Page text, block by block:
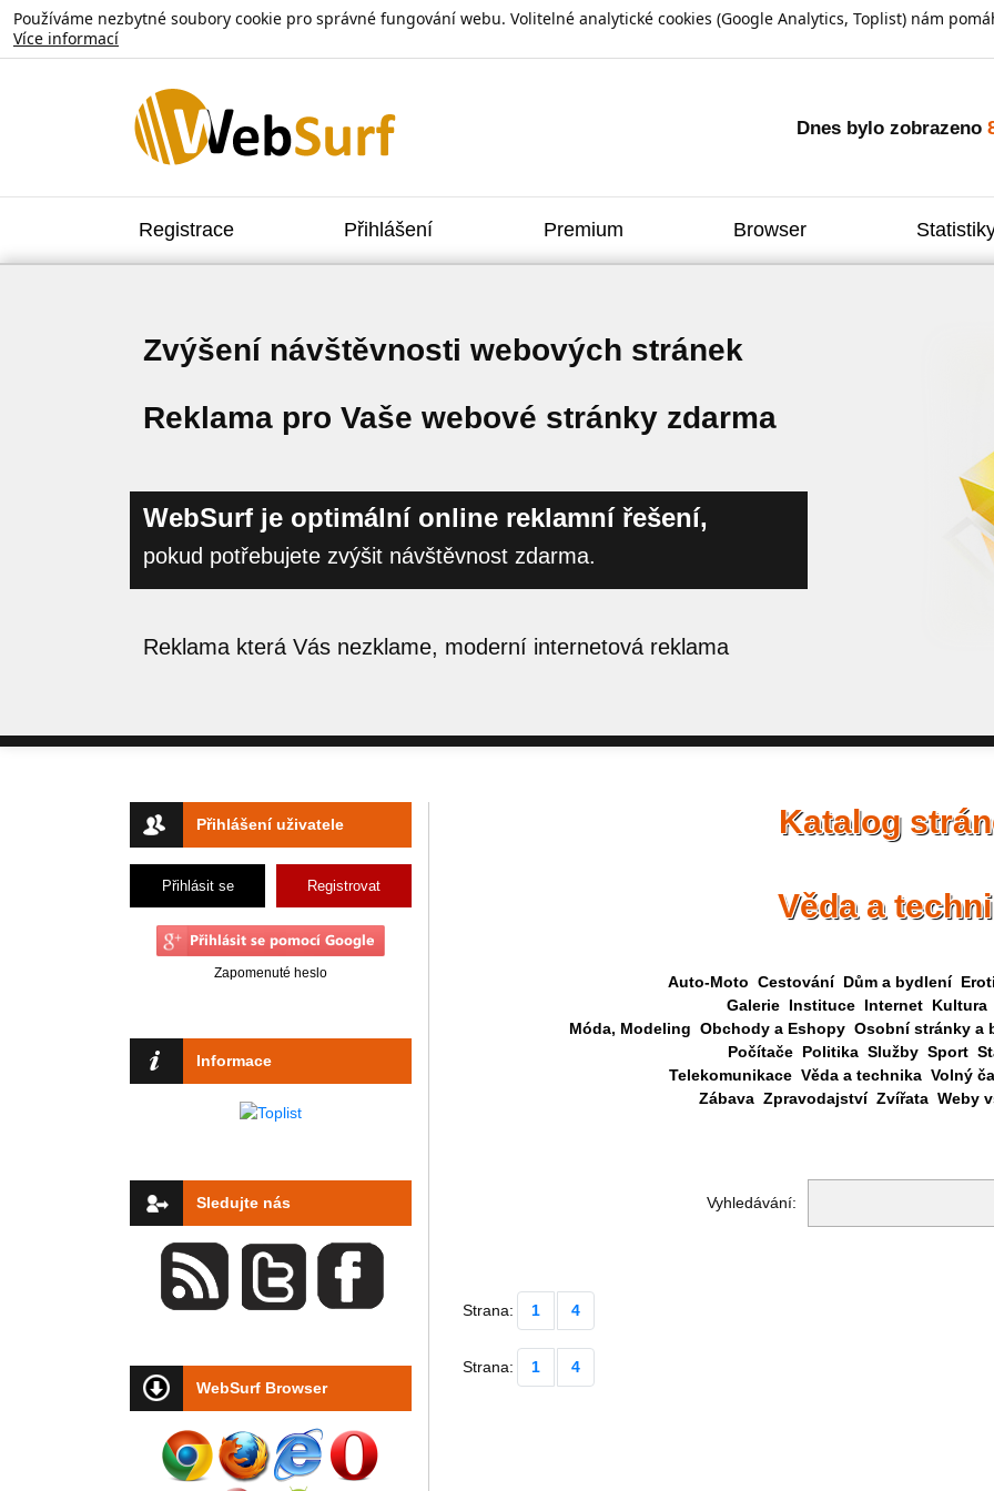
Používáme nezbytné soubory cookie pro správné fungování webu. Volitelné analytické cookies (Google Analytics, Toplist) nám
Více informací
Dnes bylo zobrazeno
Registrace Přihlášení Premium Browser
Zvýšení návštěvnosti webových stránek
Reklama pro Vaše webové stránky zdarma
WebSurf je optimální online reklamní řešení,
pokud potřebujete zvýšit návštěvnost zdarma.
Reklama která Vás nezklame, moderní internetová reklama
Přihlášení uživatele
Přihlásit se Registrovat
Zapomenuté heslo
Informace
Sledujte nás
WebSurf Browser
Katalog
Věda a
Auto-Moto Cestování Dům a bydlení
Galerie Instituce Internet Kultura
Móda, Modeling Obchody a Eshopy Osobní stránky a
Počítače Politika Služby Sport
Telekomunikace Věda a technika Volný
Zábava Zpravodajství Zvířata Weby
Vyhledávání:
Strana: 1 4
Strana: 1 4